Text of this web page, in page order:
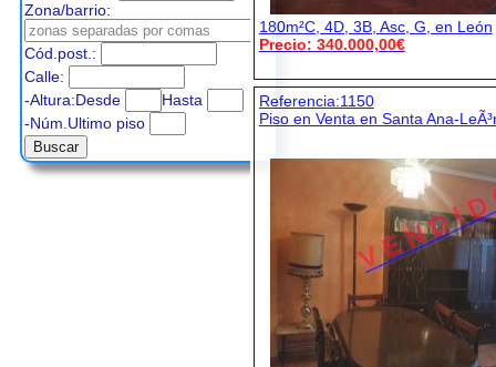
Zona/barrio:
Cód.post.:
Calle:
-Altura:Desde
Hasta
-Núm.Ultimo piso
180m²C, 4D, 3B, Asc, G, en León
Precio: 340.000,00€
Referencia:1150
Piso en Venta en Santa Ana-
V E N D I